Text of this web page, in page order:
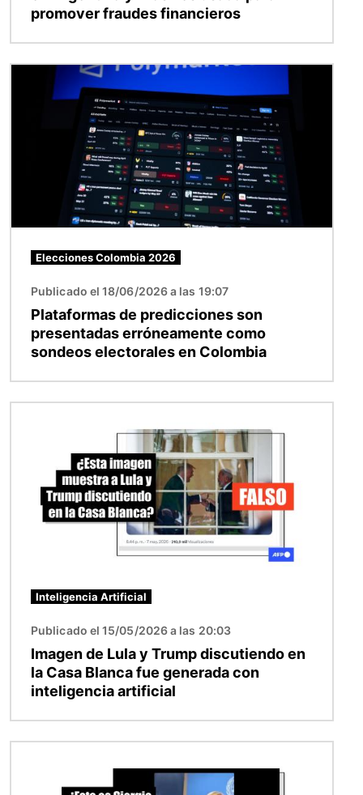
promover fraudes financieros
Imagen
Elecciones Colombia 2026
Publicado el 18/06/2026 a las 19:07
Plataformas de predicciones son
presentadas erróneamente como
sondeos electorales en Colombia
Inteligencia Artificial
Publicado el 15/05/2026 a las 20:03
Imagen de Lula y Trump discutiendo en
la Casa Blanca fue generada con
inteligencia artificial